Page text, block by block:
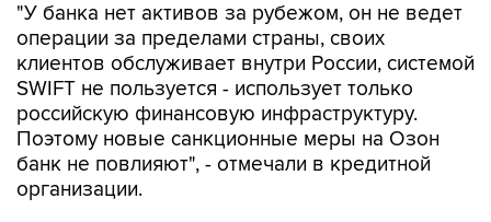
"У банка нет активов за рубежом, он не ведет
операции за пределами страны, своих
клиентов обслуживает внутри России, системой
SWIFT не пользуется - использует только
российскую финансовую инфраструктуру.
Поэтому новые санкционные меры на Озон
банк не повлияют", - отмечали в кредитной
организации.